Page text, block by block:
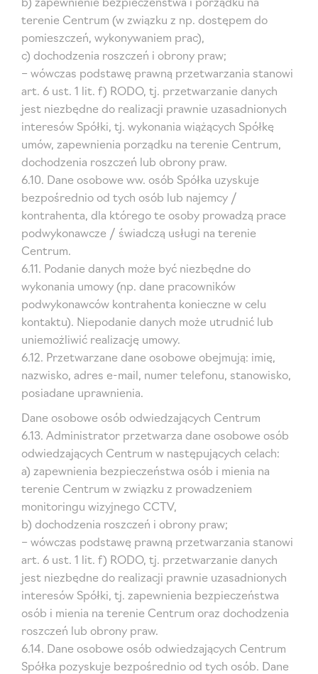
terenie Centrum (w związku z np. dostępem do
pomieszczeń, wykonywaniem prac),
c) dochodzenia roszczeń i obrony praw;
– wówczas podstawę prawną przetwarzania stanowi
art. 6 ust. 1 lit. f) RODO, tj. przetwarzanie danych
jest niezbędne do realizacji prawnie uzasadnionych
interesów Spółki, tj. wykonania wiążących Spółkę
umów, zapewnienia porządku na terenie Centrum,
dochodzenia roszczeń lub obrony praw.
6.10. Dane osobowe ww. osób Spółka uzyskuje
bezpośrednio od tych osób lub najemcy /
kontrahenta, dla którego te osoby prowadzą prace
podwykonawcze / świadczą usługi na terenie
Centrum.
6.11. Podanie danych może być niezbędne do
wykonania umowy (np. dane pracowników
podwykonawców kontrahenta konieczne w celu
kontaktu). Niepodanie danych może utrudnić lub
uniemożliwić realizację umowy.
6.12. Przetwarzane dane osobowe obejmują: imię,
nazwisko, adres e-mail, numer telefonu, stanowisko,
posiadane uprawnienia.
Dane osobowe osób odwiedzających Centrum
6.13. Administrator przetwarza dane osobowe osób
odwiedzających Centrum w następujących celach:
a) zapewnienia bezpieczeństwa osób i mienia na
terenie Centrum w związku z prowadzeniem
monitoringu wizyjnego CCTV,
b) dochodzenia roszczeń i obrony praw;
– wówczas podstawę prawną przetwarzania stanowi
art. 6 ust. 1 lit. f) RODO, tj. przetwarzanie danych
jest niezbędne do realizacji prawnie uzasadnionych
interesów Spółki, tj. zapewnienia bezpieczeństwa
osób i mienia na terenie Centrum oraz dochodzenia
roszczeń lub obrony praw.
6.14. Dane osobowe osób odwiedzających Centrum
Spółka pozyskuje bezpośrednio od tych osób. Dane